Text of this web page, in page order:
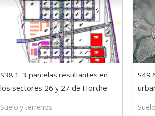
S38.1. 3 parcelas resultantes en
los sectores 26 y 27 de Horche
Suelo y terrenos